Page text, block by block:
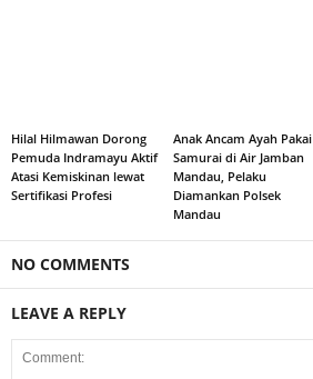
Hilal Hilmawan Dorong
Pemuda Indramayu Aktif
Atasi Kemiskinan lewat
Sertifikasi Profesi
Anak Ancam Ayah Pakai
Samurai di Air Jamban
Mandau, Pelaku
Diamankan Polsek
Mandau
NO COMMENTS
LEAVE A REPLY